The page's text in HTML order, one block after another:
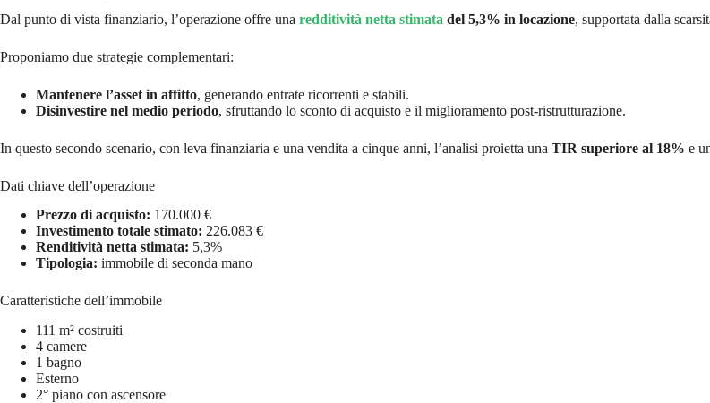
Dal punto di vista finanziario, l’operazione offre una redditività netta stimata del 5,3% in locazione, supportata dalla
Proponiamo due strategie complementari:
Mantenere l’asset in affitto, generando entrate ricorrenti e stabili.
Disinvestire nel medio periodo, sfruttando lo sconto di acquisto e il miglioramento post-ristrutturazione.
In questo secondo scenario, con leva finanziaria e una vendita a cinque anni, l’analisi proietta una TIR superiore al 18% e
Dati chiave dell’operazione
Prezzo di acquisto: 170.000 €
Investimento totale stimato: 226.083 €
Renditività netta stimata: 5,3%
Tipologia: immobile di seconda mano
Caratteristiche dell’immobile
111 m² costruiti
4 camere
1 bagno
Esterno
2° piano con ascensore